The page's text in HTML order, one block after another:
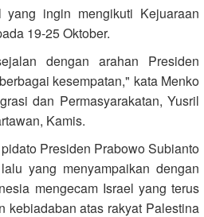
ingin mengikuti Kejuaraan
19-25 Oktober.
dengan arahan Presiden
kesempatan," kata Menko
dan Permasyarakatan, Yusril
Kamis.
Presiden Prabowo Subianto
yang menyampaikan dengan
mengecam Israel yang terus
kebiadaban atas rakyat Palestina